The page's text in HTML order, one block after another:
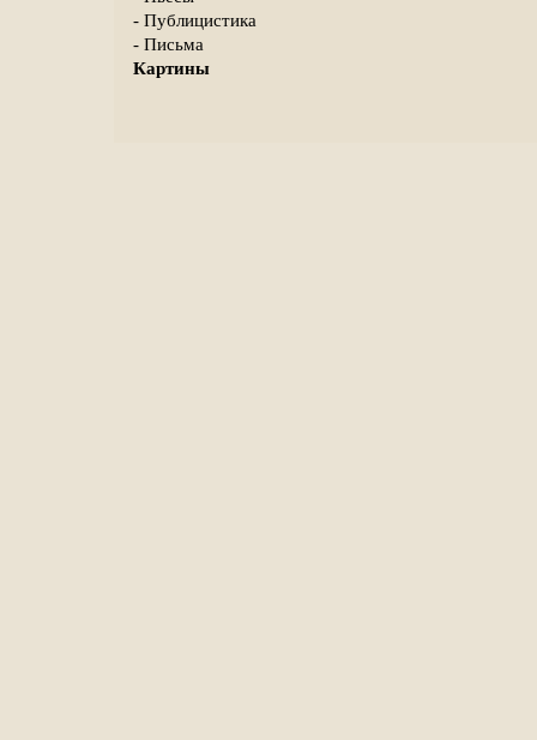
- Публицистика
- Письма
Картины